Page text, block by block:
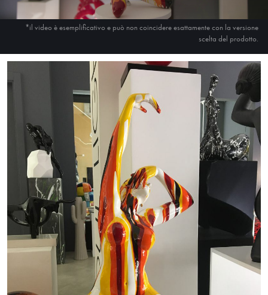
*il video è esemplificativo e può non coincidere esattamente con la versione
scelta del prodotto.